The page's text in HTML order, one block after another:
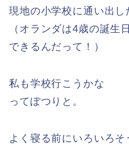
現地の小学校に通い出し
（オランダは4歳の誕生
できるんだって！）
私も学校行こうかな
ってぽつりと。
よく寝る前にいろいろ